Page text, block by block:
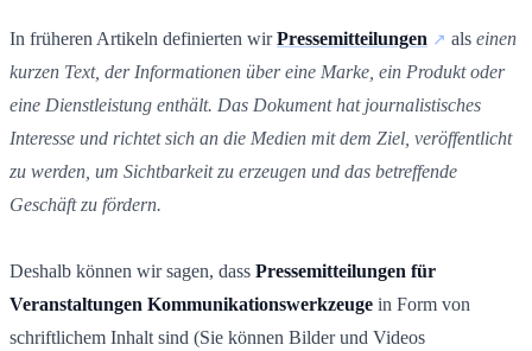
In früheren Artikeln definierten wirPressemitteilungen als einen
kurzen Text, der Informationen über eine Marke, ein Produkt oder
eine Dienstleistung enthält. Das Dokument hat journalistisches
Interesse und richtet sich an die Medien mit dem Ziel, veröffentlicht
zu werden, um Sichtbarkeit zu erzeugen und das betreffende
Geschäft zu fördern.
Deshalb können wir sagen, dass Pressemitteilungen für
Veranstaltungen Kommunikationswerkzeuge in Form von
schriftlichem Inhalt sind (Sie können Bilder und Videos